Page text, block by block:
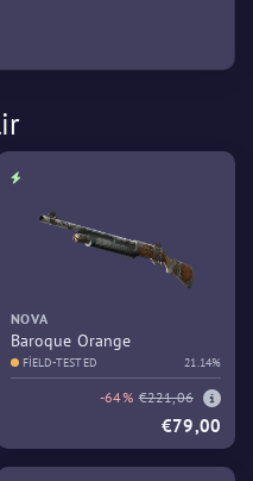
NOVA
Baroque Orange
FIELD-TESTED 21.14%
-64% €221,06
€79,00